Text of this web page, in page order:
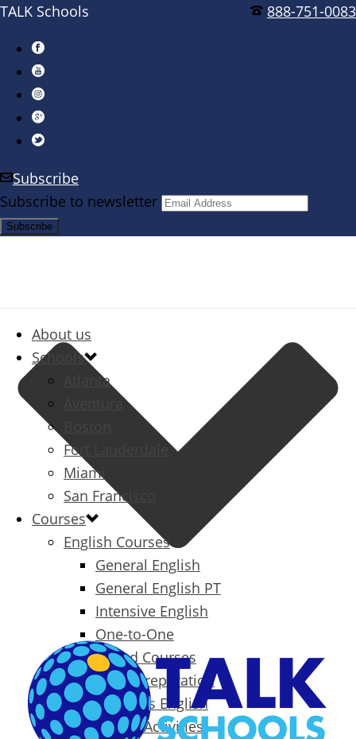
888-751-0083
TALK Schools
Subscribe
Subscribe to newsletter
About us
Schools
Atlanta
Aventura
Fort Lauderdale
Miami
San Francisco
Courses
English Courses
General English
General English PT
Intensive English
One-to-One
Specialized Courses
Exam Preparation
Business English
Packages & Activities